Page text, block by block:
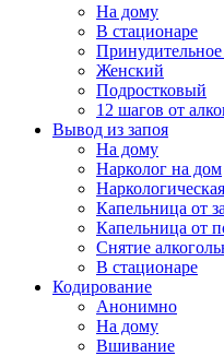
На дому
В стационаре
Женский
Подростковый
12 шагов от
Вывод из запоя
На дому
Нарколог на дом
Капельница от
Капельница от
Снятие
В стационаре
Кодирование
Анонимно
На дому
Вшивание